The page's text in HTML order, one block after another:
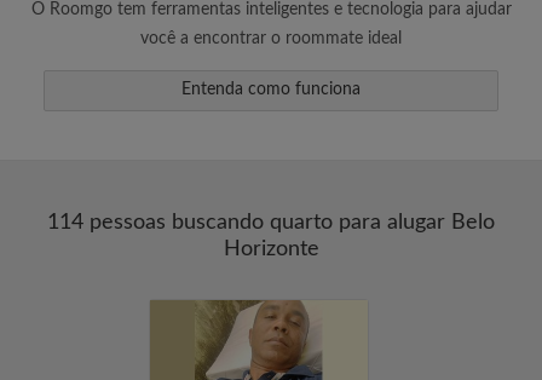
O Roomgo tem ferramentas inteligentes e tecnologia para ajudar
você a encontrar o roommate ideal
Entenda como funciona
114 pessoas buscando quarto para alugar Belo
Horizonte